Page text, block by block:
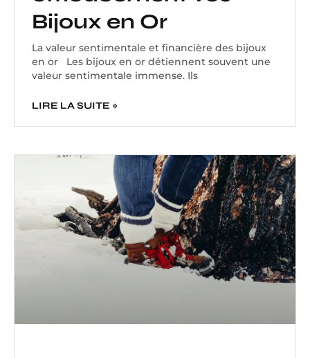
Bijoux en Or
La valeur sentimentale et financière des bijoux
en or Les bijoux en or détiennent souvent une
valeur sentimentale immense. Ils
LIRE LA SUITE »